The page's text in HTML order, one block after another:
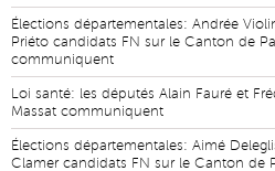
Élections départementales: Andrée
Priéto candidats FN sur le Canton de
communiquent
Loi santé: les députés Alain Fauré et
Massat communiquent
Élections départementales: Aimé
Clamer candidats FN sur le Canton de